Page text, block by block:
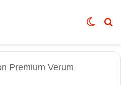
Skin
Premium Verum